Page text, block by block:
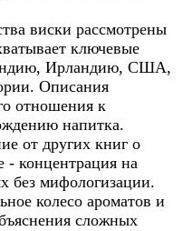
виски рассмотрены
ключевые
Ирландию, США,
Описания
отношения к
напитка.
от других книг о
- концентрация на
без мифологизации.
колесо ароматов и
сложных